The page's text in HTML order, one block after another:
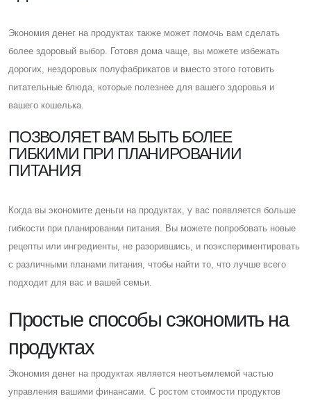
Экономия денег на продуктах также может помочь вам сделать
более здоровый выбор. Готовя дома чаще, вы можете избежать
дорогих, нездоровых полуфабрикатов и вместо этого готовить
питательные блюда, которые полезнее для вашего здоровья и
вашего кошелька.
ПОЗВОЛЯЕТ ВАМ БЫТЬ БОЛЕЕ
ГИБКИМИ ПРИ ПЛАНИРОВАНИИ
ПИТАНИЯ
Когда вы экономите деньги на продуктах, у вас появляется больше
гибкости при планировании питания. Вы можете попробовать новые
рецепты или ингредиенты, не разорившись, и поэкспериментировать
с различными планами питания, чтобы найти то, что лучше всего
подходит для вас и вашей семьи.
Простые способы сэкономить на
продуктах
Экономия денег на продуктах является неотъемлемой частью
управления вашими финансами. C ростом стоимости продуктов